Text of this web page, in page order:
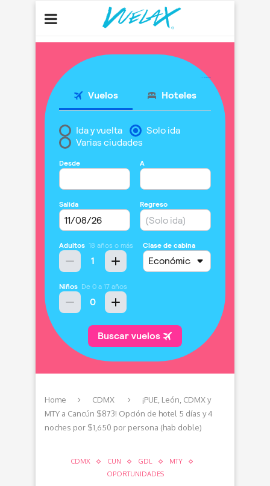
Home CDMX
¡PUE, León, CDMX y
MTY a Cancún $873! Opción de hotel 5 días y 4
noches por $1,650 por persona (hab doble)
CDMX CUN GDL
MTY
OPORTUNIDADES